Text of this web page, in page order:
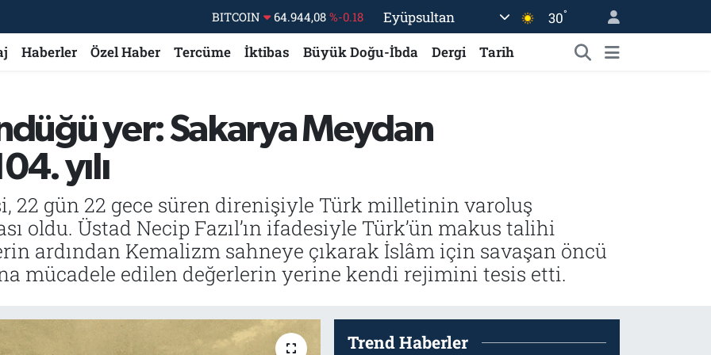
DOLAR 47,7436 %0.18
EURO
55,2510
%0.32
BİST100
13.779 %-14
Eyüpsultan 30°
Haberler Özel Haber Tercüme İktibas Büyük Doğu-İbda Dergi Tarih
yer: Sakarya Meydan
yılı
22 gün 22 gece süren direnişiyle Türk milletinin varoluş
oldu. Üstad Necip Fazıl’ın ifadesiyle Türk’ün makus talihi
ardından Kemalizm sahneye çıkarak İslâm için savaşan öncü
mücadele edilen değerlerin yerine kendi rejimini tesis etti.
Trend Haberler